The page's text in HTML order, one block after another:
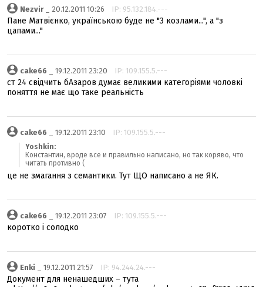
Nezvir_ 20.12.2011 10:26 IP: 95.132.184.---
Пане Матвієнко, українською буде не "З козлами...", а "з
цапами..."
cake66 _ 19.12.2011 23:20 IP: 109.155.5.---
ст 24 свідчить бАзаров думає великими категоріями чоловкі
поняття не має що таке реальність
cake66 _ 19.12.2011 23:10 IP: 109.155.5.---
Yoshkin:
Константин, вроде все и правильно написано, но так коряво, что
читать противно (
це не змагання з семантики. Тут ЩО написано а не ЯК.
cake66 _ 19.12.2011 23:07 IP: 109.155.5.---
коротко і солодко
Enki _ 19.12.2011 21:57 IP: 94.244.24.---
Документ для ненашедших – тута